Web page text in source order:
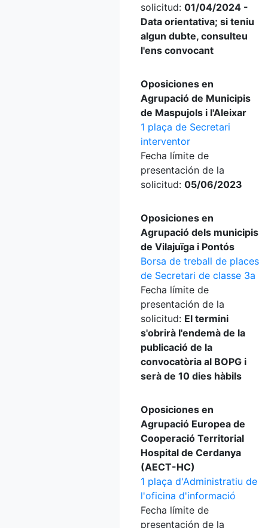
solicitud: 01/04/2024 -
Data orientativa; si teniu
algun dubte, consulteu
l'ens convocant
Oposiciones en
Agrupació de Municipis
de Maspujols i l'Aleixar
1 plaça de Secretari
interventor
Fecha límite de
presentación de la
solicitud: 05/06/2023
Oposiciones en
Agrupació dels municipis
de Vilajuïga i Pontós
Borsa de treball de places
de Secretari de classe 3a
Fecha límite de
presentación de la
solicitud: El termini
s'obrirà l'endemà de la
publicació de la
convocatòria al BOPG i
serà de 10 dies hàbils
Oposiciones en
Agrupació Europea de
Cooperació Territorial
Hospital de Cerdanya
(AECT-HC)
1 plaça d'Administratiu de
l'oficina d'informació
Fecha límite de
presentación de la